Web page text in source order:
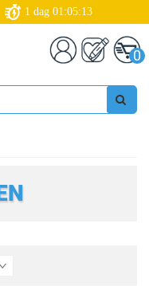
1 dag 01:05:12
0